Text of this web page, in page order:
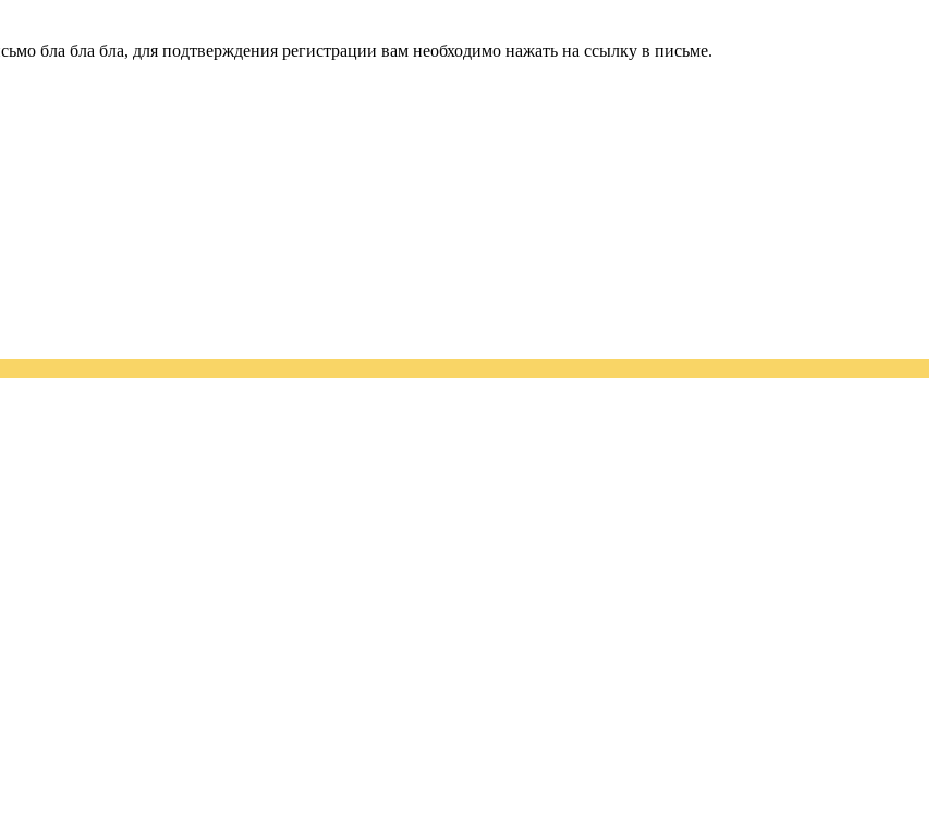
бла бла бла, для подтверждения регистрации вам необходимо нажать на ссылку в письме.